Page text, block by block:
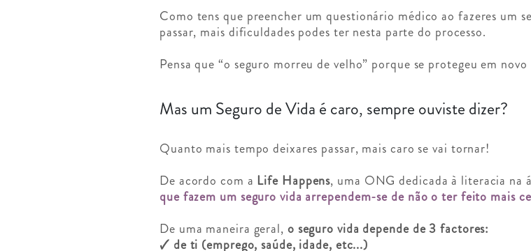
Como tens que preencher um questionário médico ao fazeres um
passar, mais dificuldades podes ter nesta parte do processo.
Pensa que “o seguro morreu de velho” porque se protegeu em
Mas um Seguro de Vida é caro, sempre ouviste dizer?
Quanto mais tempo deixares passar, mais caro se vai tornar!
De acordo com a Life Happens, uma ONG dedicada à literacia na
que fazem um seguro vida arrependem-se de não o ter feito mais
De uma maneira geral, o seguro vida depende de 3 factores:
🗸 de ti (emprego, saúde, idade, etc...)